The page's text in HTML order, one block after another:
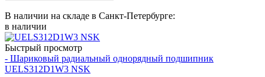
В наличии на складе в Санкт-Петербурге:
в наличии
Быстрый просмотр
- Шариковый радиальный однорядный подшипник
UELS312D1W3 NSK